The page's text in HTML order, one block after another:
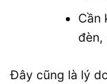
Cần
đèn,
Đây cũng là lý